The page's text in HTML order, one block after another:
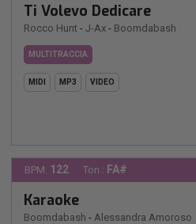
Ti Volevo Dedicare
Rocco Hunt - J-Ax - Boomdabash
MULTITRACCIA
MIDI MP3 VIDEO
BPM: 122 Ton.: FA#
Karaoke
Boomdabash - Alessandra Amoroso